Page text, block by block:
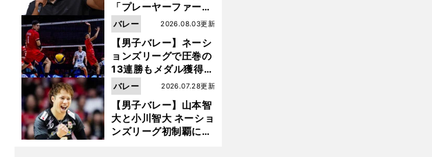
「プレーヤーファース
ト」を説き続けた信念
と日本協会の変化
【男子バレー】ネーシ
ョンズリーグで圧巻の
13連勝もメダル獲得な
らず 五輪を目指す日本
の現在地
2026.08.03更新
バレー
【男子バレー】山本智
大と小川智大 ネーショ
ンズリーグ初制覇に欠
2026.07.28更新
バレー